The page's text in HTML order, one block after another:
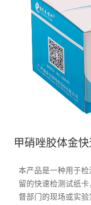
甲硝唑胶体金快
本产品是一种用于
留的快速检测试纸
督部门的现场或实